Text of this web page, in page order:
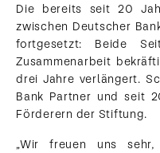
Die bereits seit 20
zwischen Deutscher
fortgesetzt: Beide
Zusammenarbeit
drei Jahre verlängert.
Bank Partner und seit
Förderern der Stiftung.
„Wir freuen uns